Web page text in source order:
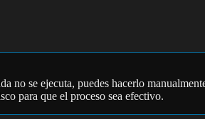
no se ejecuta, puedes hacerlo
para que el proceso sea efectivo.